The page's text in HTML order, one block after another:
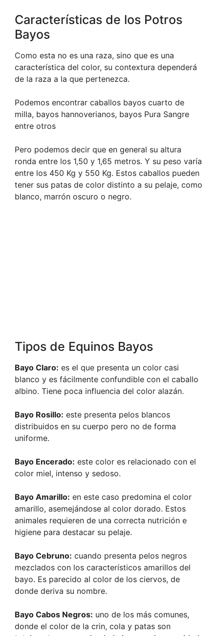
Características de los Potros
Bayos
Como esta no es una raza, sino que es una
característica del color, su contextura dependerá
de la raza a la que pertenezca.
Podemos encontrar caballos bayos cuarto de
milla, bayos hannoverianos, bayos Pura Sangre
entre otros
Pero podemos decir que en general su altura
ronda entre los 1,50 y 1,65 metros. Y su peso varía
entre los 450 Kg y 550 Kg. Estos caballos pueden
tener sus patas de color distinto a su pelaje, como
blanco, marrón oscuro o negro.
Tipos de Equinos Bayos
Bayo Claro: es el que presenta un color casi
blanco y es fácilmente confundible con el caballo
albino. Tiene poca influencia del color alazán.
Bayo Rosillo: este presenta pelos blancos
distribuidos en su cuerpo pero no de forma
uniforme.
Bayo Encerado: este color es relacionado con el
color miel, intenso y sedoso.
Bayo Amarillo: en este caso predomina el color
amarillo, asemejándose al color dorado. Estos
animales requieren de una correcta nutrición e
higiene para destacar su pelaje.
Bayo Cebruno: cuando presenta pelos negros
mezclados con los característicos amarillos del
bayo. Es parecido al color de los ciervos, de
donde deriva su nombre.
Bayo Cabos Negros: uno de los más comunes,
donde el color de la crin, cola y patas son